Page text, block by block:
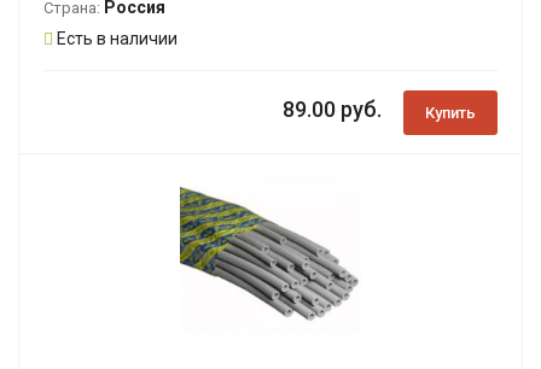
Страна: Россия
Есть в наличии
89.00 руб. Купить